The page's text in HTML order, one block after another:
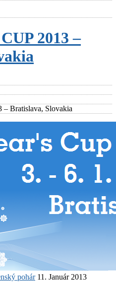
2013 –
Bratislava, Slovakia
pohár 11. Január 2013